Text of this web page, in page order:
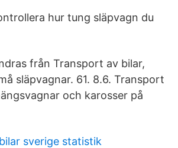
hur tung släpvagn du
från Transport av bilar,
släpvagnar. 61. 8.6. Transport
och karosser på
sverige statistik